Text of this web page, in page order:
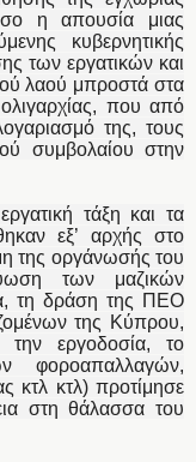
η απουσία μιας
κυβερνητικής
των εργατικών και
λαού μπροστά στα
ολιγαρχίας, που από
της, τους
συμβολαίου στην
τάξη και τα
εξ’ αρχής στο
της οργάνωσής του
των μαζικών
τη δράση της ΠΕΟ
της Κύπρου,
εργοδοσία, το
φοροαπαλλαγών,
κτλ κτλ) προτίμησε
στη θάλασσα του